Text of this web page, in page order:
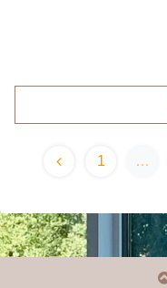
1 …